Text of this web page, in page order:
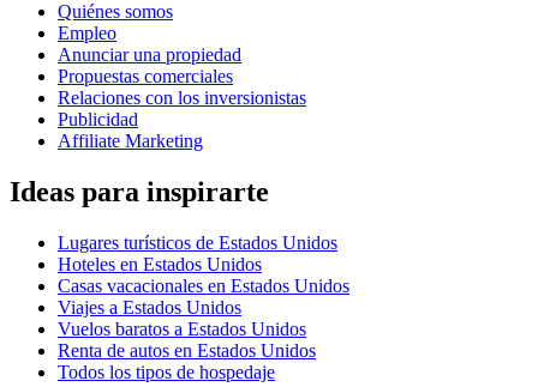
Quiénes somos
Empleo
Anunciar una propiedad
Propuestas comerciales
Relaciones con los inversionistas
Publicidad
Affiliate Marketing
Ideas para inspirarte
Lugares turísticos de Estados Unidos
Hoteles en Estados Unidos
Casas vacacionales en Estados Unidos
Viajes a Estados Unidos
Vuelos baratos a Estados Unidos
Renta de autos en Estados Unidos
Todos los tipos de hospedaje